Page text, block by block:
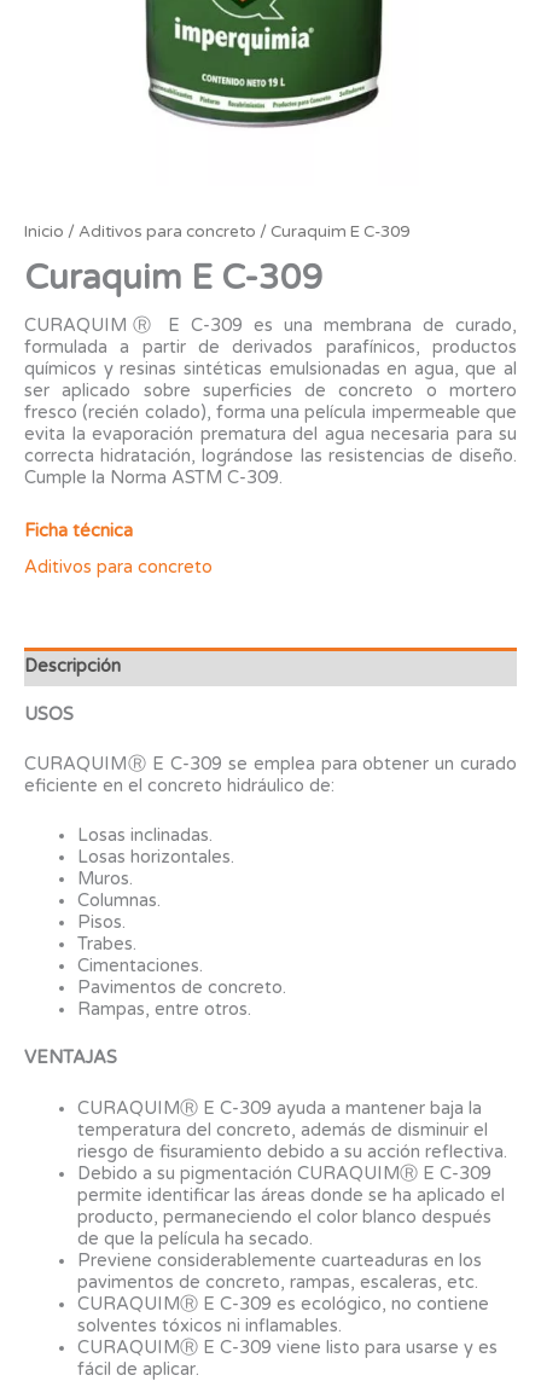
Inicio /Aditivos para concreto / Curaquim E C-309
Curaquim E C-309
CURAQUIMⓇ E C-309 es una membrana de curado,
formulada a partir de derivados parafínicos, productos
químicos y resinas sintéticas emulsionadas en agua, que al
ser aplicado sobre superficies de concreto o mortero
fresco (recién colado), forma una película impermeable que
evita la evaporación prematura del agua necesaria para su
correcta hidratación, lográndose las resistencias de diseño.
Cumple la Norma ASTM C-309.
Ficha técnica
Aditivos para concreto
Descripción
USOS
CURAQUIMⓇ E C-309 se emplea para obtener un curado
eficiente en el concreto hidráulico de:
Losas inclinadas.
Losas horizontales.
Muros.
Columnas.
Pisos.
Trabes.
Cimentaciones.
Pavimentos de concreto.
Rampas, entre otros.
VENTAJAS
CURAQUIMⓇ E C-309 ayuda a mantener baja la
temperatura del concreto, además de disminuir el
riesgo de fisuramiento debido a su acción reflectiva.
Debido a su pigmentación CURAQUIMⓇ E C-309
permite identificar las áreas donde se ha aplicado el
producto, permaneciendo el color blanco después
de que la película ha secado.
Previene considerablemente cuarteaduras en los
pavimentos de concreto, rampas, escaleras, etc.
CURAQUIMⓇ E C-309 es ecológico, no contiene
solventes tóxicos ni inflamables.
CURAQUIMⓇ E C-309 viene listo para usarse y es
fácil de aplicar.